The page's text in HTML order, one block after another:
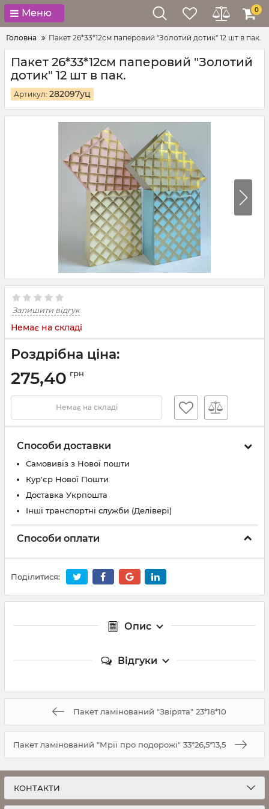
Меню 0
Головна Пакет 26*33*12см паперовий "Золотий дотик" 12 шт в пак.
Пакет 26*33*12см паперовий "Золотий
дотик" 12 шт в пак.
Артикул: 282097уц
Залишити відгук
Немає на складі
Роздрібна ціна:
275,40 грн
Немає на складі
Способи доставки
Самовивіз з Нової пошти
Кур'єр Нової Пошти
Доставка Укрпошта
Інші транспортні служби (Делівері)
Способи оплати
Поділитися:
Опис
Відгуки
Пакет ламінований "Звірята" 23*18*10
Пакет ламінований "Мрії про подорожі" 33*26,5*13,5
КОНТАКТИ